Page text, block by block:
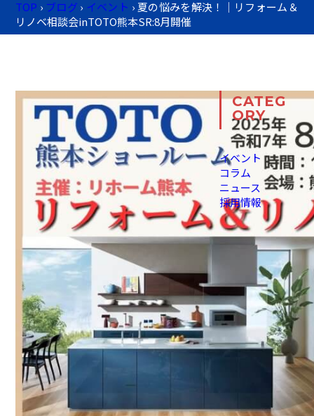
TOP › ブログ › イベント › 夏の悩みを解決！｜リフォーム＆
リノベ相談会inTOTO熊本SR:8月開催
CATEG
ORY
イベント
コラム
ニュース
採用情報